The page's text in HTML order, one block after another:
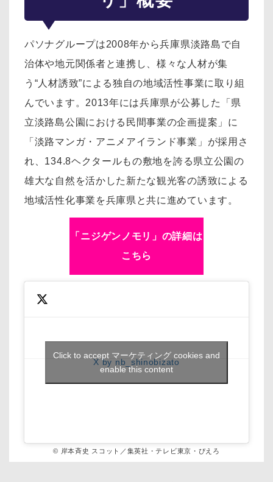
パソナグループは2008年から兵庫県淡路島で自
治体や地元関係者と連携し、様々な人材が集
う“人材誘致”による独自の地域活性事業に取り組
んでいます。2013年には兵庫県が公募した「県
立淡路島公園における民間事業の企画提案」に
「淡路マンガ・アニメアイランド事業」が採用さ
れ、134.8ヘクタールもの敷地を誇る県立公園の
雄大な自然を活かした新たな観光客の誘致による
地域活性化事業を兵庫県と共に進めています。
「ニジゲンノモリ」の詳細は
こちら
X by nb_shinobizato
Click to accept マーケティング cookies and
enable this content
© 岸本斉史 スコット／集英社・テレビ東京・ぴえろ